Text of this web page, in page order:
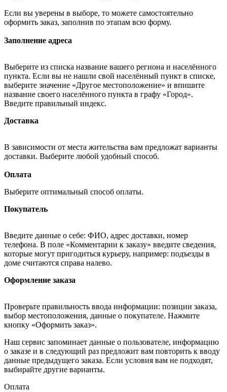
Если вы уверены в выборе, то можете самостоятельно
оформить заказ, заполнив по этапам всю форму.
Заполнение адреса
Выберите из списка название вашего региона и населённого
пункта. Если вы не нашли свой населённый пункт в списке,
выберите значение «Другое местоположение» и впишите
название своего населённого пункта в графу «Город».
Введите правильный индекс.
Доставка
В зависимости от места жительства вам предложат варианты
доставки. Выберите любой удобный способ.
Оплата
Выберите оптимальный способ оплаты.
Покупатель
Введите данные о себе: ФИО, адрес доставки, номер
телефона. В поле «Комментарии к заказу» введите сведения,
которые могут пригодиться курьеру, например: подъезды в
доме считаются справа налево.
Оформление заказа
Проверьте правильность ввода информации: позиции заказа,
выбор местоположения, данные о покупателе. Нажмите
кнопку «Оформить заказ».
Наш сервис запоминает данные о пользователе, информацию
о заказе и в следующий раз предложит вам повторить к вводу
данные предыдущего заказа. Если условия вам не подходят,
выбирайте другие варианты.
Оплата